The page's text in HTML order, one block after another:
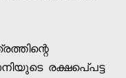
രക്ഷപെ്പട്ട